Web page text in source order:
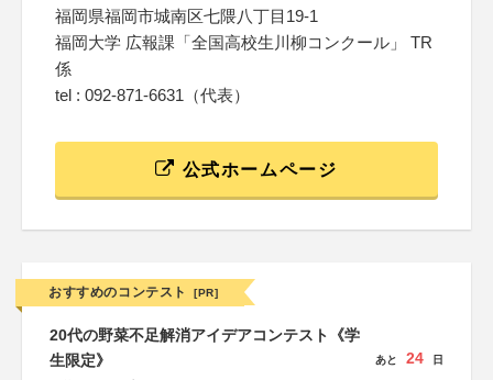
福岡県福岡市城南区七隈八丁目19-1
福岡大学 広報課「全国高校生川柳コンクール」 TR
係
tel : 092-871-6631（代表）
公式ホームページ
おすすめのコンテスト [PR]
20代の野菜不足解消アイデアコンテスト《学
生限定》
あと 24 日